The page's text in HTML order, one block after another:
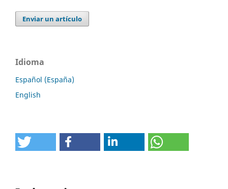
Enviar un artículo
Idioma
Español (España)
English